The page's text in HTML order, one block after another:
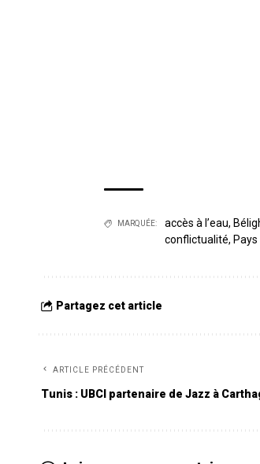
MARQUÉE: accès à l’eau,
conflictualité,
Partagez cet article
ARTICLE PRÉCÉDENT
Tunis : UBCI partenaire de Jazz à